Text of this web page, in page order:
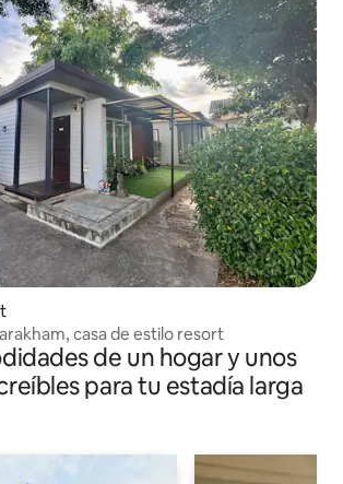
casa de estilo resort
de un hogar y unos
para tu estadía larga